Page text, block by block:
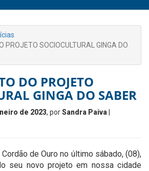
PROJETO SOCIOCULTURAL GINGA DO
DO PROJETO
GINGA DO SABER
de 2023, porSandra Paiva
de Ouro no último sábado, (08),
seu novo projeto em nossa cidade